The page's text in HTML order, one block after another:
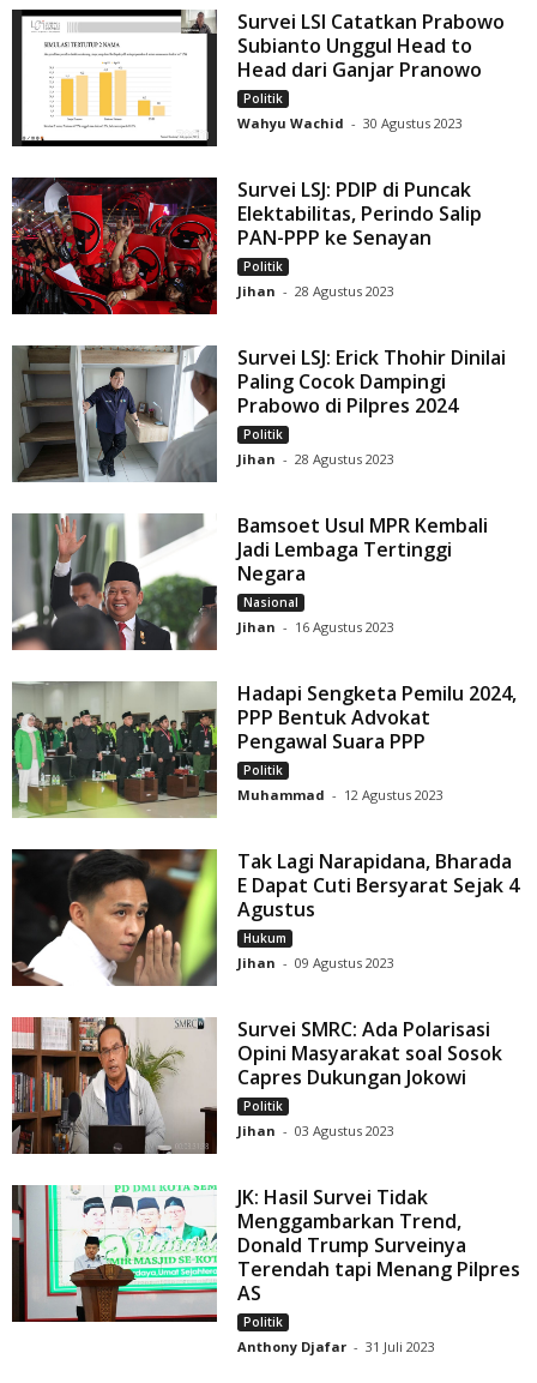
Survei LSI Catatkan Prabowo
Subianto Unggul Head to
Head dari Ganjar Pranowo
Politik
Wahyu Wachid - 30 Agustus 2023
Survei LSJ: PDIP di Puncak
Elektabilitas, Perindo Salip
PAN-PPP ke Senayan
Politik
Jihan - 28 Agustus 2023
Survei LSJ: Erick Thohir Dinilai
Paling Cocok Dampingi
Prabowo di Pilpres 2024
Politik
Jihan - 28 Agustus 2023
Bamsoet Usul MPR Kembali
Jadi Lembaga Tertinggi
Negara
Nasional
Jihan - 16 Agustus 2023
Hadapi Sengketa Pemilu 2024,
PPP Bentuk Advokat
Pengawal Suara PPP
Politik
Muhammad - 12 Agustus 2023
Tak Lagi Narapidana, Bharada
E Dapat Cuti Bersyarat Sejak 4
Agustus
Hukum
Jihan - 09 Agustus 2023
Survei SMRC: Ada Polarisasi
Opini Masyarakat soal Sosok
Capres Dukungan Jokowi
Politik
Jihan - 03 Agustus 2023
JK: Hasil Survei Tidak
Menggambarkan Trend,
Donald Trump Surveinya
Terendah tapi Menang Pilpres
AS
Politik
Anthony Djafar - 31 Juli 2023